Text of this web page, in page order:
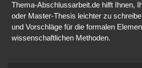
Thema-Abschlussarbeit.de hilft Ihnen,
oder Master-Thesis leichter zu
und Vorschläge für die formalen
wissenschaftlichen Methoden.